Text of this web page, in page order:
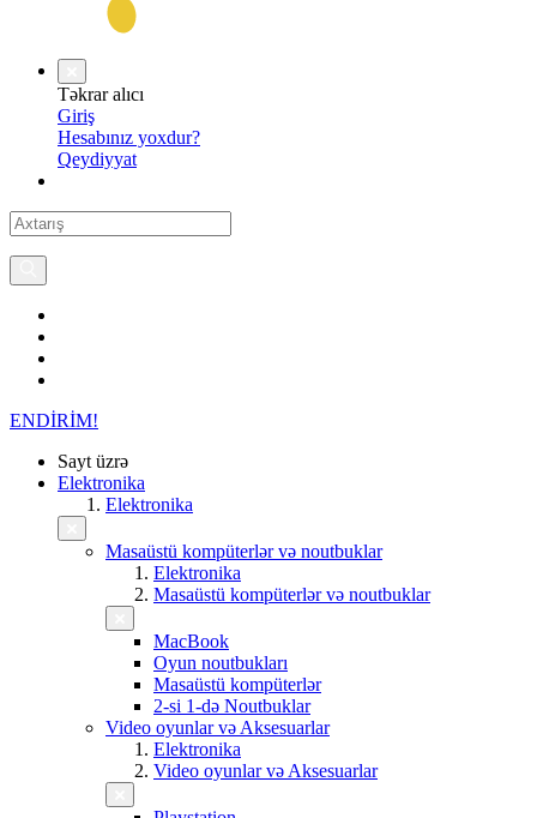
Təkrar alıcı
Giriş
Hesabınız yoxdur?
Qeydiyyat
ENDİRİM!
Sayt üzrə
Elektronika
Elektronika
Masaüstü kompüterlər və noutbuklar
Elektronika
Masaüstü kompüterlər və noutbuklar
MacBook
Oyun noutbukları
Masaüstü kompüterlər
2-si 1-də Noutbuklar
Video oyunlar və Aksesuarlar
Elektronika
Video oyunlar və Aksesuarlar